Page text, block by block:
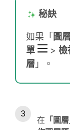
秘訣
如果「 圖層
單
> 檢
層 」 。
在 「圖層